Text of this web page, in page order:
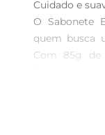
Cuidado e
O Sabonete
quem busca
Com 85g de
delicada,